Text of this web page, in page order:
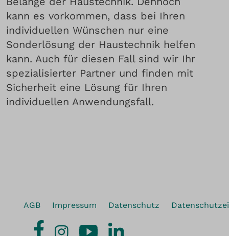
kann es vorkommen, dass bei Ihren
individuellen Wünschen nur eine
Sonderlösung der Haustechnik helfen
kann. Auch für diesen Fall sind wir Ihr
spezialisierter Partner und finden mit
Sicherheit eine Lösung für Ihren
individuellen Anwendungsfall.
AGB Impressum Datenschutz